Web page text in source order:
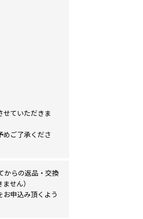
ていただきま
めご了承くださ
からの返品・交換
せん）
申込み頂くよう